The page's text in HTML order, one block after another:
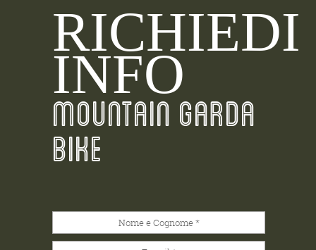
RICHIEDI
INFO
MOUNTAIN GARDA
BIKE